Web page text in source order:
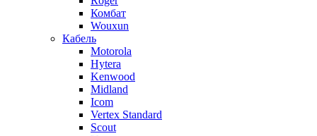
Комбат
Wouxun
Кабель
Motorola
Hytera
Kenwood
Midland
Icom
Vertex Standard
Scout